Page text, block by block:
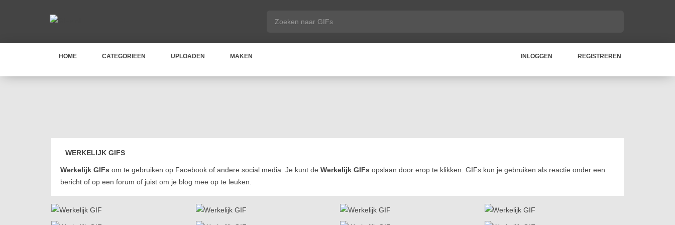
HOME CATEGORIEËN UPLOADEN MAKEN INLOGGEN REGISTREREN
WERKELIJK GIFS
Werkelijk GIFs om te gebruiken op Facebook of andere social media. Je kunt de Werkelijk GIFs opslaan door erop te klikken. GIFs kun je gebruiken als reactie onder een
bericht of op een forum of juist om je blog mee op te leuken.